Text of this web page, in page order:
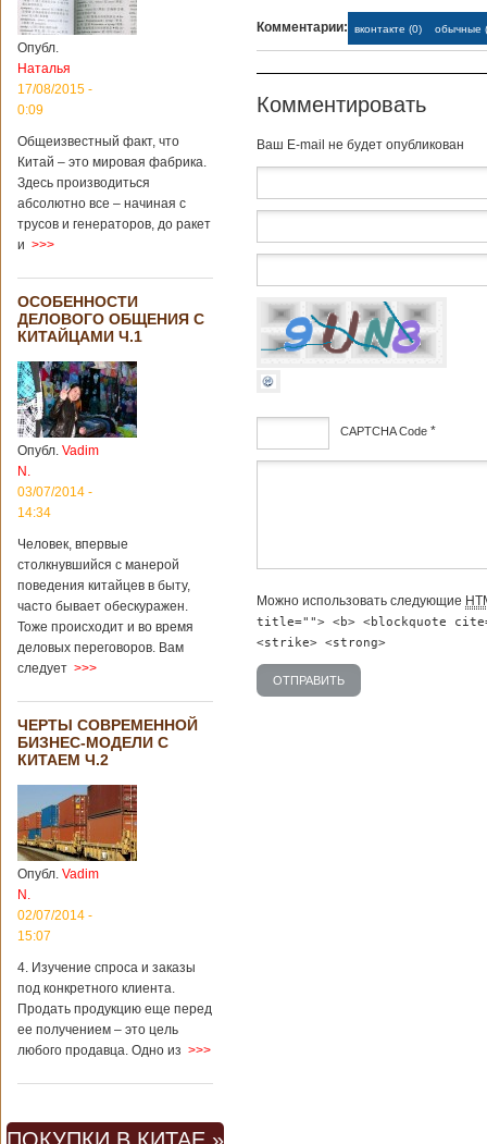
Опубл.
Наталья
17/08/2015 -
0:09
Общеизвестный факт, что
Китай – это мировая фабрика.
Здесь производиться
абсолютно все – начиная с
трусов и генераторов, до ракет
и >>>
ОСОБЕННОСТИ
ДЕЛОВОГО ОБЩЕНИЯ С
КИТАЙЦАМИ Ч.1
Опубл. Vadim
N.
03/07/2014 -
14:34
Человек, впервые
столкнувшийся с манерой
поведения китайцев в быту,
часто бывает обескуражен.
Тоже происходит и во время
деловых переговоров. Вам
следует >>>
ЧЕРТЫ СОВРЕМЕННОЙ
БИЗНЕС-МОДЕЛИ С
КИТАЕМ Ч.2
Опубл. Vadim
N.
02/07/2014 -
15:07
4. Изучение спроса и заказы
под конкретного клиента.
Продать продукцию еще перед
ее получением – это цель
любого продавца. Одно из >>>
Комментарии: вконтакте (0) обычные
Комментировать
Baш E-mail не будет опубликован
CAPTCHA Code *
Можно использовать следующие
title=""> <b> <blockquote
<strike> <strong>